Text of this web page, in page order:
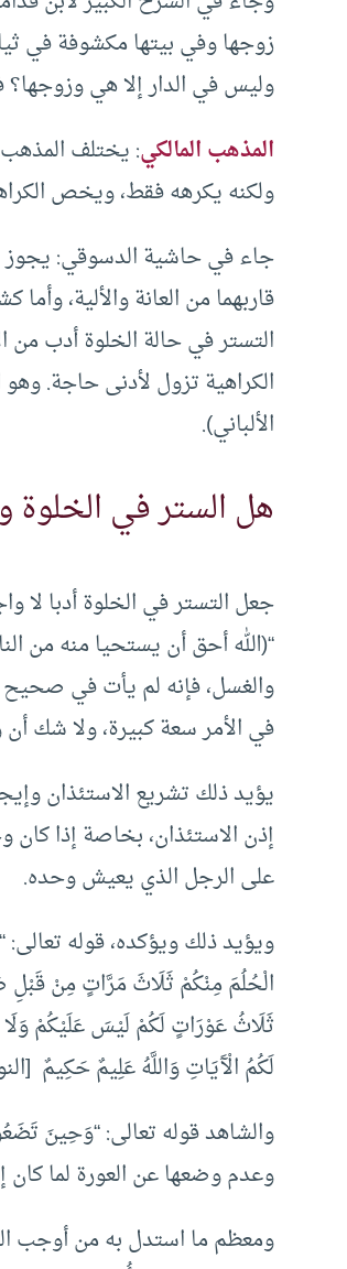
زوجها وفي بيتها مكشوفة في
وليس في الدار إلا هي
المذهب المالكي: يختلف المذهب
ولكنه يكرهه فقط، ويخص
جاء في حاشية الدسوقي: يجوز
قاربهما من العانة والألية،
التستر في حالة الخلوة أدب من
الكراهية تزول لأدنى حاجة.
الألباني).
هل الستر في
جعل التستر في الخلوة أدبا لا
“(الله أحق أن يستحيا منه من
والغسل، فإنه لم يأت في
في الأمر سعة كبيرة، ولا شك
يؤيد ذلك تشريع الاستئذان
إذن الاستئذان، بخاصة إذا
على الرجل الذي يعيش وحده.
ويؤيد ذلك ويؤكده، قوله تعالى:
الْحُلُمَ مِنْكُمْ ثَلَاثَ مَرَّاتٍ مِنْ قَبْلِ
ثَلَاثُ عَوْرَاتٍ لَكُمْ لَيْسَ عَلَيْكُمْ
لَكُمُ الْآَيَاتِ وَاللَّهُ عَلِيمٌ حَكِيمٌ
والشاهد قوله تعالى: “وَحِينَ
وعدم وضعها عن العورة لما
ومعظم ما استدل به من أوجب